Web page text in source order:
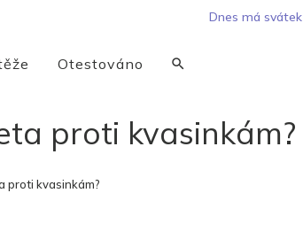
Dnes má svátek
Otestováno
proti kvasinkám?
proti kvasinkám?